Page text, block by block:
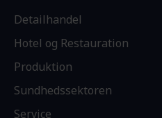
Detailhandel
Hotel og Restauration
Produktion
Sundhedssektoren
Service